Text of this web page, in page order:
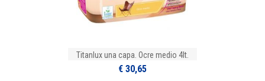
Titanlux una capa. Ocre medio 4lt.
€ 30,65